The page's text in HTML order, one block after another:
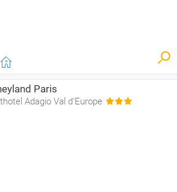
Paris
Adagio Val d'Europe